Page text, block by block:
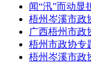
闻“汛”而动
梧州岑溪市政
广西梧州市政
梧州市政协专
梧州岑溪市政